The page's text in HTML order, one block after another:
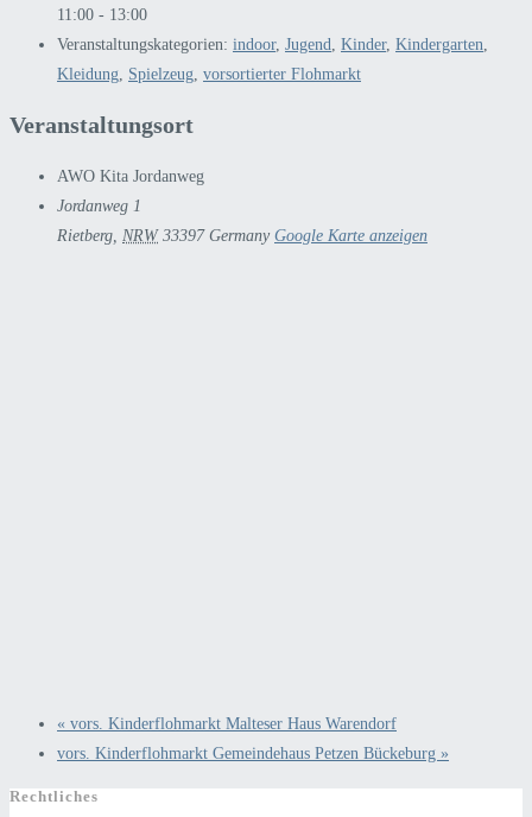
11:00 - 13:00
Veranstaltungskategorien: indoor, Jugend Kinder, Kindergarten
Kleidung Spielzeug vorsortierter Flohmarkt
Veranstaltungsort
AWO Kita Jordanweg
Jordanweg 1
Rietberg, NRW 33397 Germany Google Karte anzeigen
« vors. Kinderflohmarkt Malteser Haus Warendorf
vors. Kinderflohmarkt Gemeindehaus Petzen Bückeburg »
Rechtliches